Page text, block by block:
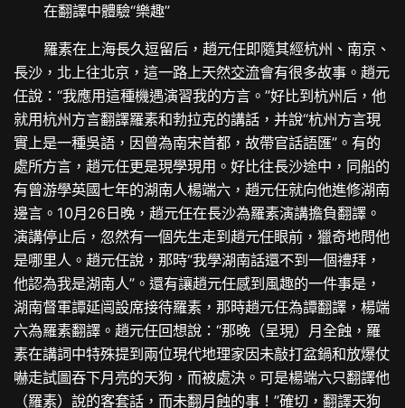
在翻譯中體驗“樂趣”
羅素在上海長久逗留后，趙元任即隨其經杭州、南京、
長沙，北上往北京，這一路上天然交流會有很多故事。趙元
任說：“我應用這種機遇演習我的方言。”好比到杭州后，他
就用杭州方言翻譯羅素和勃拉克的講話，并說“杭州方言現
實上是一種吳語，因曾為南宋首都，故帶官話語匯”。有的
處所方言，趙元任更是現學現用。好比往長沙途中，同船的
有曾游學英國七年的湖南人楊端六，趙元任就向他進修湖南
邊言。10月26日晚，趙元任在長沙為羅素演講擔負翻譯。
演講停止后，忽然有一個先生走到趙元任眼前，獵奇地問他
是哪里人。趙元任說，那時“我學湖南話還不到一個禮拜，
他認為我是湖南人”。還有讓趙元任感到風趣的一件事是，
湖南督軍譚延闿設席接待羅素，那時趙元任為譚翻譯，楊端
六為羅素翻譯。趙元任回想說：“那晚（呈現）月全蝕，羅
素在講詞中特殊提到兩位現代地理家因未敲打盆鍋和放爆仗
嚇走試圖吞下月亮的天狗，而被處決。可是楊端六只翻譯他
（羅素）說的客套話，而未翻月蝕的事！”確切，翻譯天狗